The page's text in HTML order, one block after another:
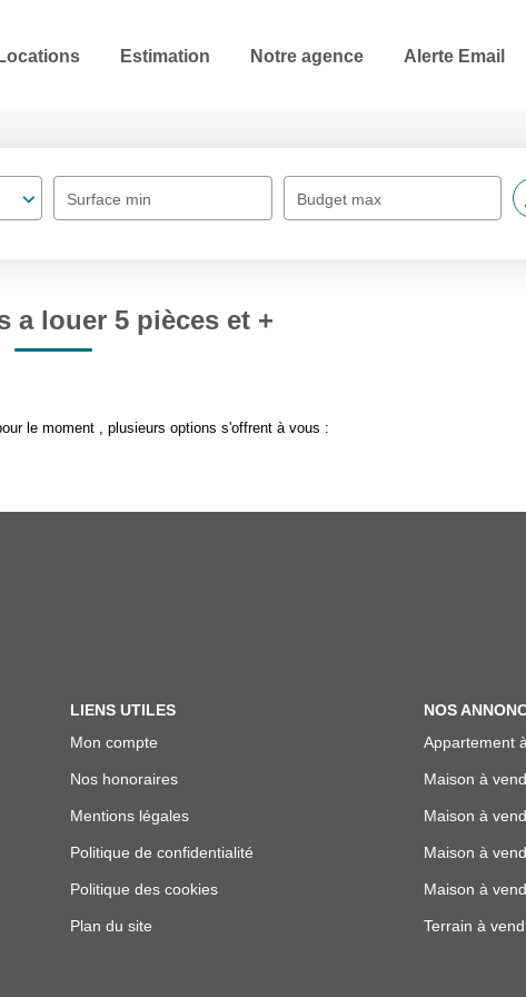
Locations Estimation Notre agence Alerte Email
Surface min Budget max
a louer 5 pièces et +
le moment , plusieurs options s'offrent à vous :
LIENS UTILES
Mon compte
Nos honoraires
Mentions légales
Politique de confidentialité
Politique des cookies
Plan du site
NOS
Appartement
Maison à
Maison à
Maison à
Maison à
Terrain à